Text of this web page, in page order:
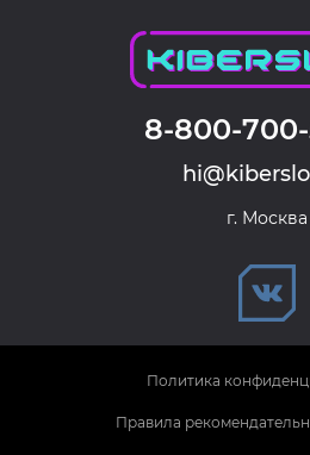
8-800-
г. Москва
Политика
Правила